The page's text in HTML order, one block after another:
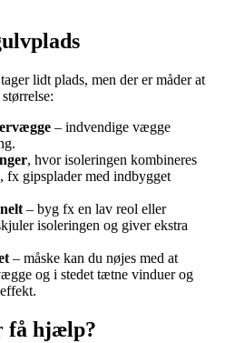
lidt plads, men der er måder at
– indvendige vægge
, hvor isoleringen kombineres
gipsplader med indbygget
– byg fx en lav reol eller
isoleringen og giver ekstra
– måske kan du nøjes med at
og i stedet tætne vinduer og
få hjælp?